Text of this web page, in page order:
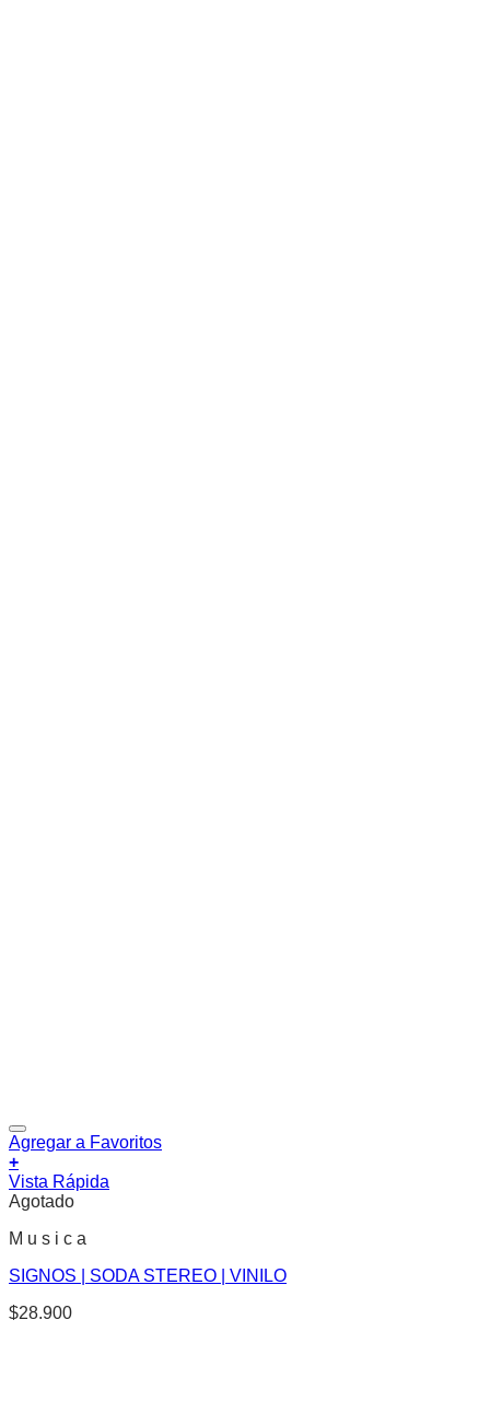
Agregar a Favoritos
+
Vista Rápida
Agotado
M u s i c a
SIGNOS | SODA STEREO | VINILO
$28.900